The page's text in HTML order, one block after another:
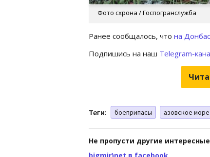
Фото схрона / Госпогранслужба
Ранее сообщалось, что на
Подпишись на наш Telegram-
Теги: боеприпасы азовское море
Не пропусти другие